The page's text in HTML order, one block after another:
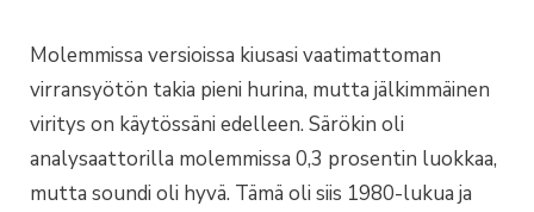
Molemmissa versioissa kiusasi vaatimattoman
virransyötön takia pieni hurina, mutta jälkimmäinen
viritys on käytössäni edelleen. Särökin oli
analysaattorilla molemmissa 0,3 prosentin luokkaa,
mutta soundi oli hyvä. Tämä oli siis 1980-lukua ja